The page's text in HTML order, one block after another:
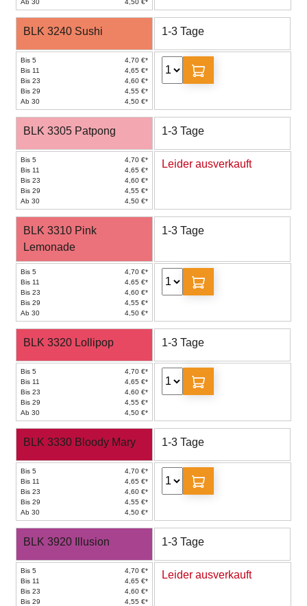
BLK 3240 Sushi 1-3 Tage
Bis 5
4,70 €*
Bis 11
4,65 €*
Bis 23
4,60 €*
Bis 29
4,55 €*
Ab 30
4,50 €*
BLK 3305 Patpong 1-3 Tage
Bis 5
4,70 €*
Bis 11
4,65 €*
Bis 23
4,60 €*
Bis 29
4,55 €*
Ab 30
4,50 €*
Leider ausverkauft
BLK 3310 Pink
Lemonade
1-3 Tage
Bis 5
4,70 €*
Bis 11
4,65 €*
Bis 23
4,60 €*
Bis 29
4,55 €*
Ab 30
4,50 €*
BLK 3320 Lollipop 1-3 Tage
Bis 5
4,70 €*
Bis 11
4,65 €*
Bis 23
4,60 €*
Bis 29
4,55 €*
Ab 30
4,50 €*
BLK 3330 Bloody Mary 1-3 Tage
Bis 5
4,70 €*
Bis 11
4,65 €*
Bis 23
4,60 €*
Bis 29
4,55 €*
Ab 30
4,50 €*
BLK 3920 Illusion 1-3 Tage
Bis 5
4,70 €*
Bis 11
4,65 €*
Bis 23
4,60 €*
Bis 29
4,55 €*
Leider ausverkauft